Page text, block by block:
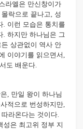
라엘은 만신창이가
락으로 끝나고, 성
. 이런 모습은 통치를
. 하지만 하나님은 그
상관없이 역사 안
이야기를 읽으면서,
도 배운다.
, 만일 왕이 하나님
적으로 번성하지만,
라온다는 것이다.
은 최고위 정부 지